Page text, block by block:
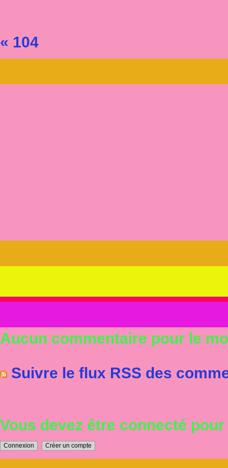
« 104
Aucun commentaire pour le
Suivre le flux RSS des
Vous devez être connecté